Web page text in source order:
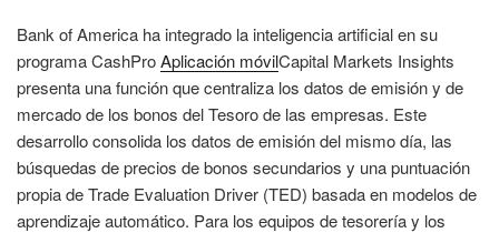
Bank of America ha integrado la inteligencia artificial en su
programa CashProAplicación móvilCapital Markets Insights
presenta una función que centraliza los datos de emisión y de
mercado de los bonos del Tesoro de las empresas. Este
desarrollo consolida los datos de emisión del mismo día, las
búsquedas de precios de bonos secundarios y una puntuación
propia de Trade Evaluation Driver (TED) basada en modelos de
aprendizaje automático. Para los equipos de tesorería y los